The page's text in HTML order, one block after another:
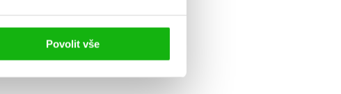
Povolit vše